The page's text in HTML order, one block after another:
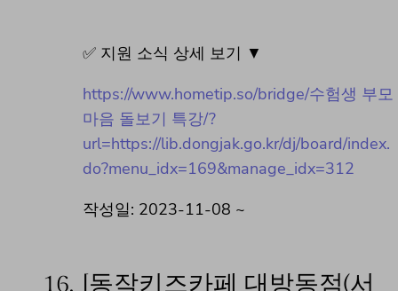
✅ 지원 소식 상세 보기 ▼
https://www.hometip.so/bridge/수험생 부모
마음 돌보기 특강/?
url=https://lib.dongjak.go.kr/dj/board/index.
do?menu_idx=169&manage_idx=312
작성일: 2023-11-08 ~
16.
[동작키즈카페 대방동점(서